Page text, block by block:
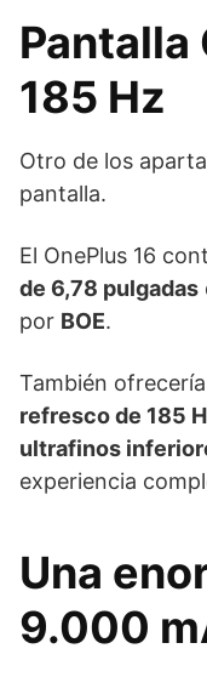
Pantalla
185 Hz
Otro de los
pantalla.
El OnePlus 16
de 6,78 pulgadas
por BOE.
También
refresco de 185
ultrafinos
experiencia
Una
9.000